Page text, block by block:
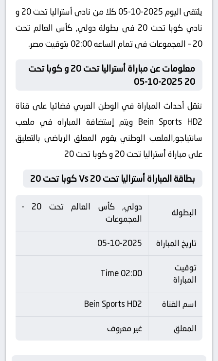
يلتقى اليوم 2025-10-05 كلا من نادى أستراليا تحت 20 و
نادي كوبا تحت 20 فى بطولة دولي, كأس العالم تحت
20 – المجموعات فى تمام الساعه 02:00 بتوقيت مصر.
معلومات عن مباراة أستراليا تحت 20 و كوبا تحت
20 2025-10-05
تنقل أحداث المباراة في الوطن العربي فضائيا على قناة
Bein Sports HD2 ويتم إستضافة المباراه في ملعب
سانتياجو,الملعب الوطني يقوم المعلق الرياضى بالتعليق
على مباراة أستراليا تحت 20 و كوبا تحت 20
بطاقة المباراة أستراليا تحت 20 Vs كوبا تحت 20
البطولة
دولي, كأس العالم تحت 20 -
المجموعات
تاريخ المباراة
05-10-2025
توقيت
المباراة
02:00 Time
اسم القناة
Bein Sports HD2
المعلق
غير معروف